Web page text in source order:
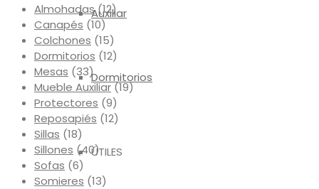
Auxiliar
Dormitorios
ÚTILES
Almohadas (12)
Canapés (10)
Colchones (15)
Dormitorios (12)
Mesas (33)
Mueble Auxiliar(19)
Protectores (9)
Reposapiés (12)
Sillas (18)
Sillones (40)
Sofas (6)
Somieres (13)